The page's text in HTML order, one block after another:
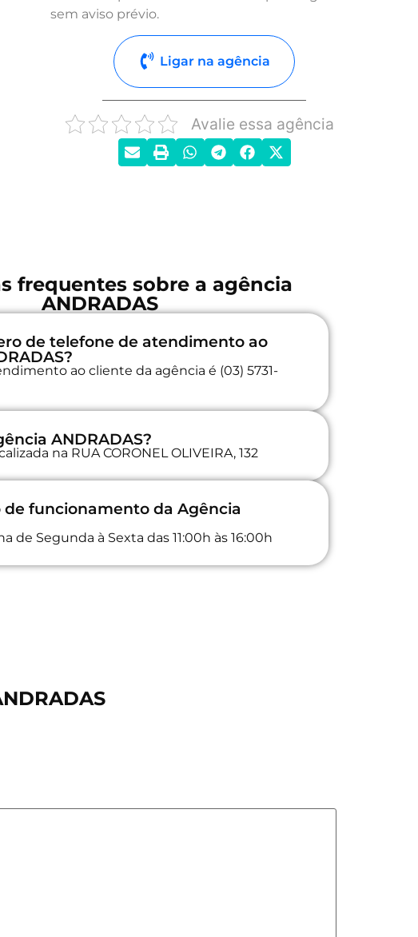
sem aviso prévio.
Ligar na agência
Avalie essa agência
frequentes sobre a agência
ANDRADAS
de telefone de atendimento ao
ao cliente da agência é (03) 5731-
ANDRADAS?
na RUA CORONEL OLIVEIRA, 132
de funcionamento da Agência
de Segunda à Sexta das 11:00h às 16:00h